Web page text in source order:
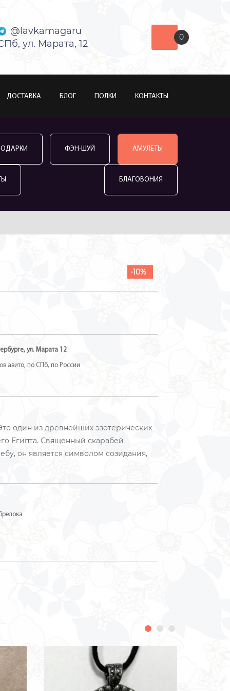
@lavkamagaru
ул. Марата, 12
0
ДОСТАВКА БЛОГ ПОЛКИ КОНТАКТЫ
ФЭН-ШУЙ АМУЛЕТЫ
БЛАГОВОНИЯ
-10%
ул. Марата 12
авито, по СПб, по России
один из древнейших эзотерических
Египта. Священный скарабей
он является символом созидания,